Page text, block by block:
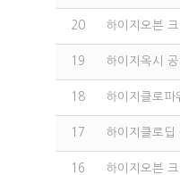
20 하이지오븐
19 하이지옥시
18 하이지클로파
17 하이지클로딥
16 하이지오븐